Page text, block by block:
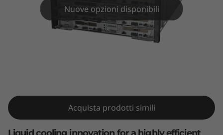
0
Nuove opzioni disponibili
Acquista prodotti simili